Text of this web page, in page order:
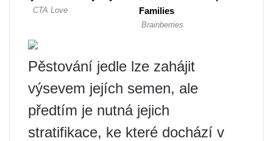
Pěstování jedle lze zahájit
výsevem jejích semen, ale
předtím je nutná jejich
stratifikace, ke které dochází v